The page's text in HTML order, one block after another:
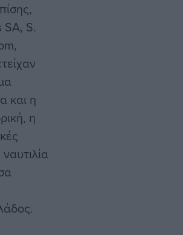
SA, S.
και η
η